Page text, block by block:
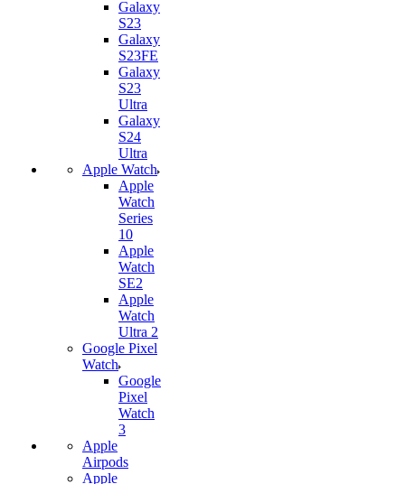
Galaxy
S23
Galaxy
S23FE
Galaxy
S23
Ultra
Galaxy
S24
Ultra
Apple Watch
Apple
Watch
Series
10
Apple
Watch
SE2
Apple
Watch
Ultra 2
Google Pixel
Watch
Google
Pixel
Watch
3
Apple
Airpods
Apple